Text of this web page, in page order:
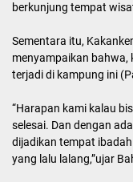
berkunjung tempat
Sementara itu,
menyampaikan bahwa,
terjadi di kampung ini
“Harapan kami kalau
selesai. Dan dengan
dijadikan tempat
yang lalu lalang,”ujar